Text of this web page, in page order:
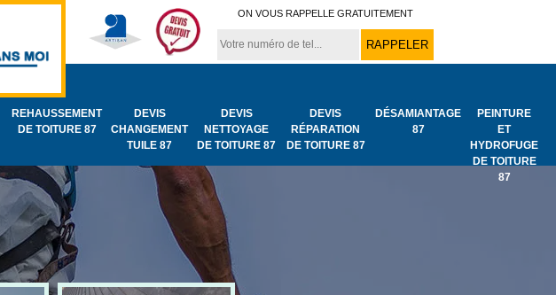
ON VOUS RAPPELLE GRATUITEMENT
REHAUSSEMENT
DE TOITURE 87
DEVIS
CHANGEMENT
TUILE 87
DEVIS
NETTOYAGE
DE TOITURE 87
DEVIS
RÉPARATION
DE TOITURE 87
DÉSAMIANTAGE
87
PEINTURE
ET
HYDROFUGE
DE TOITURE
87